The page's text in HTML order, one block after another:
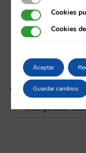
COMUNIDAD:
Inteligencia
CookiesCookies
Cookies de
Cookies
Aceptar
Guardar cambios